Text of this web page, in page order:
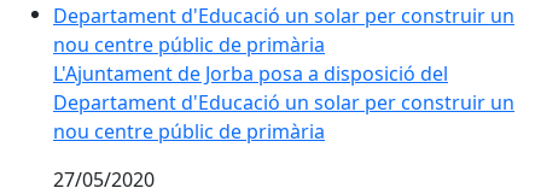
L'Ajuntament de Jorba posa a disposició del
Departament d'Educació un solar per construir un
nou centre públic de primària
27/05/2020